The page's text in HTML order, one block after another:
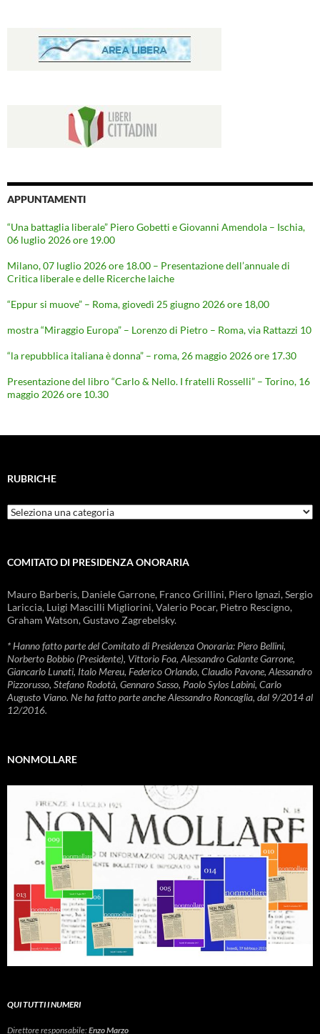
APPUNTAMENTI
“Una battaglia liberale” Piero Gobetti e Giovanni Amendola – Ischia,
06 luglio 2026 ore 19.00
Milano, 07 luglio 2026 ore 18.00 – Presentazione dell’annuale di
Critica liberale e delle Ricerche laiche
“Eppur si muove” – Roma, giovedì 25 giugno 2026 ore 18,00
mostra “Miraggio Europa” – Lorenzo di Pietro – Roma, via Rattazzi 10
“la repubblica italiana è donna” – roma, 26 maggio 2026 ore 17.30
Presentazione del libro “Carlo & Nello. I fratelli Rosselli” – Torino, 16
maggio 2026 ore 10.30
RUBRICHE
Rubriche
COMITATO DI PRESIDENZA ONORARIA
Mauro Barberis, Daniele Garrone, Franco Grillini, Piero Ignazi, Sergio
Lariccia, Luigi Mascilli Migliorini, Valerio Pocar, Pietro Rescigno,
Graham Watson, Gustavo Zagrebelsky.
* Hanno fatto parte del Comitato di Presidenza Onoraria: Piero Bellini,
Norberto Bobbio (Presidente), Vittorio Foa, Alessandro Galante Garrone,
Giancarlo Lunati, Italo Mereu, Federico Orlando, Claudio Pavone, Alessandro
Pizzorusso, Stefano Rodotà, Gennaro Sasso, Paolo Sylos Labini, Carlo
Augusto Viano. Ne ha fatto parte anche Alessandro Roncaglia, dal 9/2014 al
12/2016.
NONMOLLARE
QUI TUTTI I NUMERI
Direttore responsabile:Enzo Marzo